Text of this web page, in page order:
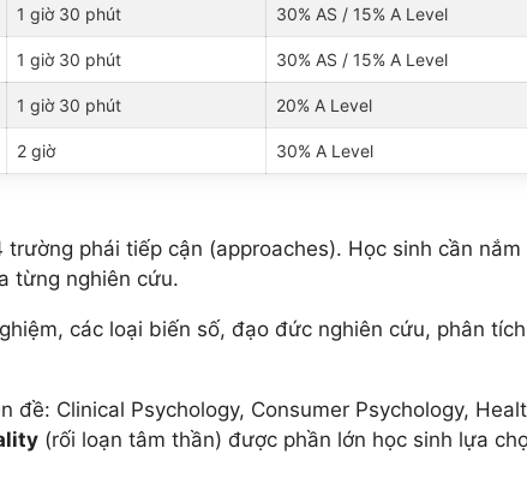
1 giờ 30 phút 30% AS / 15% A Level
1 giờ 30 phút 30% AS / 15% A Level
1 giờ 30 phút 20% A Level
2 giờ 30% A Level
phái tiếp cận (approaches). Học sinh cần nắm
từng nghiên cứu.
các loại biến số, đạo đức nghiên cứu, phân
Clinical Psychology, Consumer Psychology,
(rối loạn tâm thần) được phần lớn học sinh lựa